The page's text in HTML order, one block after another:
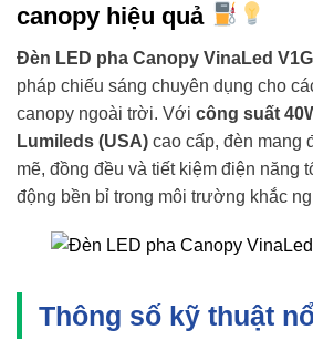
canopy hiệu quả
Đèn LED pha Canopy VinaLed
pháp chiếu sáng chuyên dụng cho
canopy ngoài trời. Với công suất
Lumileds (USA) cao cấp, đèn mang
mẽ, đồng đều và tiết kiệm điện năng
động bền bỉ trong môi trường khắc
Thông số kỹ thuật